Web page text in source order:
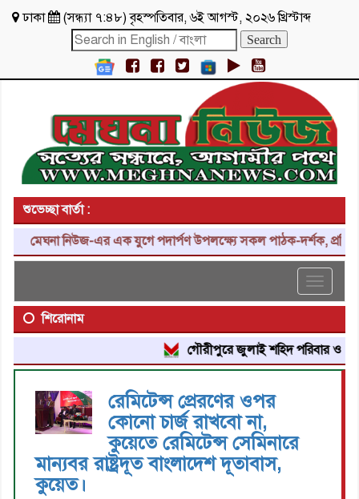
ঢাকা (সন্ধ্যা ৭:৪৮)বৃহস্পতিবার,৬ই আগস্ট, ২০২৬ খ্রিস্টাব্দ
শুভেচ্ছা বার্তা :
মেঘনা নিউজ-এর এক যুগে পদার্পণ উপলক্ষ্যে সকল পাঠক-দর্শক,
Toggle
শিরোনাম
গৌরীপুরে জুলাই শহিদ পরিবার ও জুলাই
রেমিটেন্স প্রেরণের ওপর
কোনো চার্জ রাখবো না,
কুয়েতে রেমিটেন্স সেমিনারে
মান্যবর রাষ্ট্রদূত বাংলাদেশ দূতাবাস,
কুয়েত।